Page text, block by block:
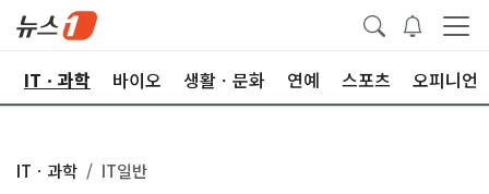
ITㆍ과학 바이오 생활ㆍ문화 연예 스포츠 오피니언
ITㆍ과학 IT일반